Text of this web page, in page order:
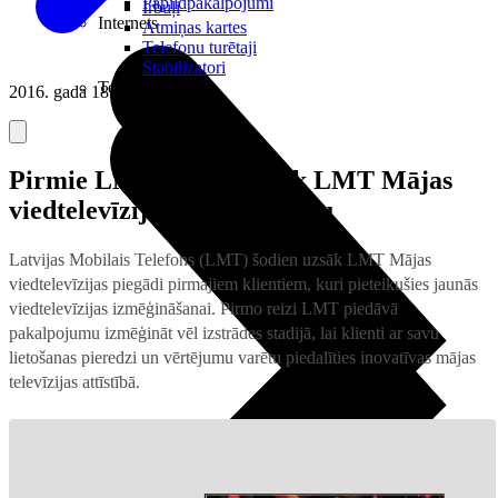
Internets
Irbuļi
Atmiņas kartes
Telefonu turētaji
Stabilizatori
Televizori
2016. gada 18. jūlijs
Pirmie LMT klienti uzsāk LMT Mājas
viedtelevīzijas izmēģināšanu
Latvijas Mobilais Telefons (LMT) šodien uzsāk LMT Mājas
viedtelevīzijas piegādi pirmajiem klientiem, kuri pieteikušies jaunās
viedtelevīzijas izmēģināšanai. Pirmo reizi LMT piedāvā
pakalpojumu izmēģināt vēl izstrādes stadijā, lai klienti ar savu
lietošanas pieredzi un vērtējumu varētu piedalīties inovatīvas mājas
televīzijas attīstībā.